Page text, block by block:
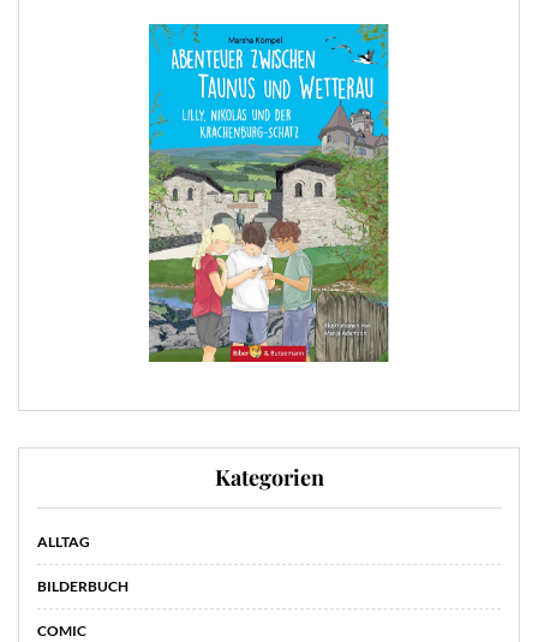
Kategorien
ALLTAG
BILDERBUCH
COMIC